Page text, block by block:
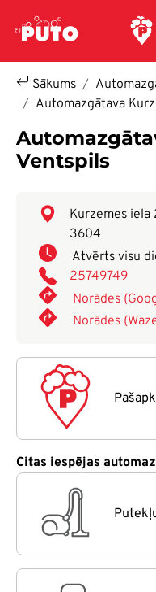
Sākums
Automazgātava
Ventspils
Kurzemes iela
3604
Atvērts visu
25749749
Norādes
Norādes
Citas iespējas